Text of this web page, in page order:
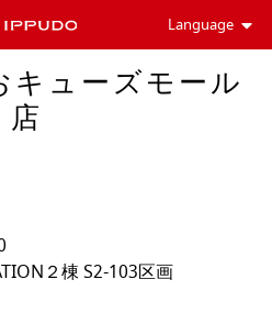
Language
キューズモール
店
２棟 S2-103区画